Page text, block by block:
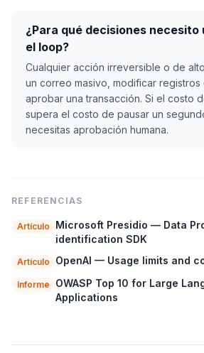
¿Para qué decisiones necesito
el loop?
Cualquier acción irreversible o de
un correo masivo, modificar registros
aprobar una transacción. Si el costo
supera el costo de pausar un
necesitas aprobación humana.
REFERENCIAS
Artículo
Microsoft Presidio — Data
identification SDK
Artículo OpenAI — Usage limits and
Informe
OWASP Top 10 for Large
Applications